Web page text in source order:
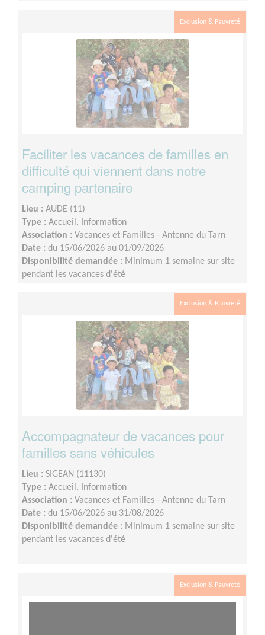
Exclusion & Pauvreté
Faciliter les vacances de familles en
difficulté qui viennent dans notre
camping partenaire
Lieu : AUDE (11)
Type : Accueil, Information
Association : Vacances et Familles - Antenne du Tarn
Date : du 15/06/2026 au 01/09/2026
Disponibilité demandée : Minimum 1 semaine sur site
pendant les vacances d'été
Exclusion & Pauvreté
Accompagnateur de vacances pour
familles sans véhicules
Lieu : SIGEAN (11130)
Type : Accueil, Information
Association : Vacances et Familles - Antenne du Tarn
Date : du 15/06/2026 au 31/08/2026
Disponibilité demandée : Minimum 1 semaine sur site
pendant les vacances d'été
Exclusion & Pauvreté